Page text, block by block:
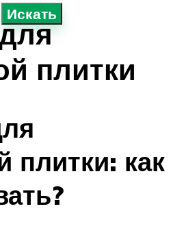
Искать
плитки
плитки: как